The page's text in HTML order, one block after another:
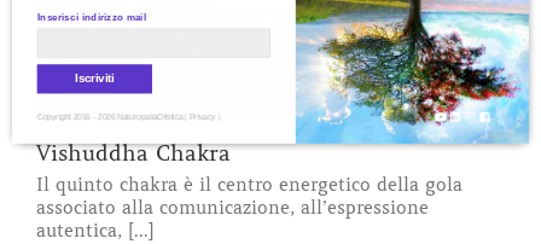
Vishuddha Chakra
Il quinto chakra è il centro energetico della gola
associato alla comunicazione, all’espressione
autentica, [...]
Inserisci indirizzo mail
Iscriviti
Copyright 2016 - 2026 NaturopatiaOlistica | Privacy |